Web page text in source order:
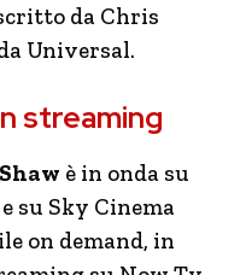
da Chris
Universal.
streaming
è in onda su
su Sky Cinema
on demand, in